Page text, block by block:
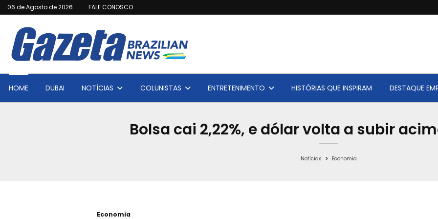
06 de Agosto de 2026 FALE CONOSCO
HOME DUBAI NOTÍCIAS COLUNISTAS ENTRETENIMENTO HISTÓRIAS QUE INSPIRAM DESTAQUE
Bolsa cai 2,22%, e dólar volta a subir
Notícias Economia
Economia